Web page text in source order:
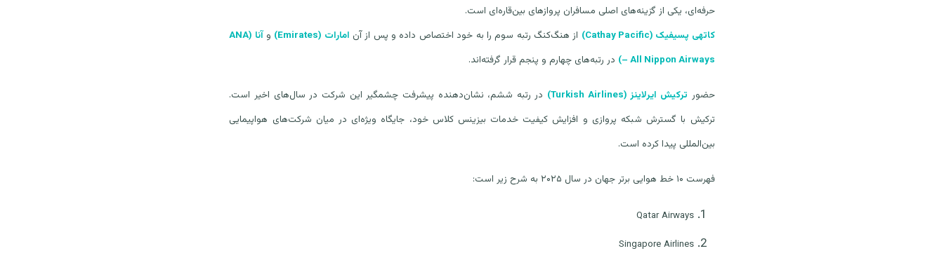
حرفه‌ای، یکی از گزینه‌های اصلی مسافران پروازهای بین‌قاره‌ای است.
کاتهی پسیفیک (Cathay Pacific) از هنگ‌کنگ رتبه سوم را به خود اختصاص داده و پس از آن امارات (Emirates) وآنا (ANA
– All Nippon Airways) در رتبه‌های چهارم و پنجم قرار گرفته‌اند.
حضور ترکیش ایرلاینز(Turkish Airlines)
در رتبه ششم، نشان‌دهنده پیشرفت چشمگیر این شرکت در سال‌های اخیر است.
ترکیش با گسترش شبکه پروازی و افزایش کیفیت خدمات بیزینس کلاس خود، جایگاه ویژه‌ای در میان شرکت‌های هواپیمایی
بین‌المللی پیدا کرده است.
فهرست ۱۰ خط هوایی برتر جهان در سال ۲۰۲۵ به شرح زیر است:
Qatar Airways
Singapore Airlines